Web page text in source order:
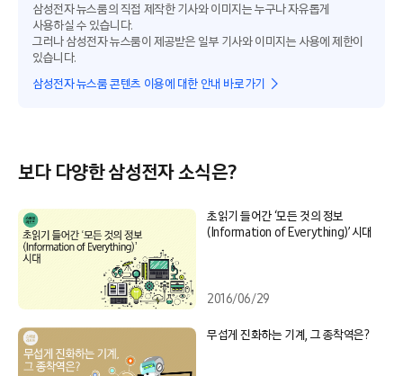
삼성전자 뉴스룸의 직접 제작한 기사와 이미지는 누구나 자유롭게
사용하실 수 있습니다.
그러나 삼성전자 뉴스룸이 제공받은 일부 기사와 이미지는 사용에 제한이
있습니다.
삼성전자 뉴스룸 콘텐츠 이용에 대한 안내 바로가기
보다 다양한 삼성전자 소식은?
초읽기 들어간 ‘모든 것의 정보
(Information of Everything)’ 시대
2016/06/29
무섭게 진화하는 기계, 그 종착역은?